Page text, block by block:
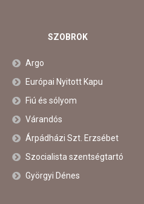
SZOBROK
Argo
Európai Nyitott Kapu
Fiú és sólyom
Várandós
Árpádházi Szt. Erzsébet
Szocialista szentségtartó
Györgyi Dénes